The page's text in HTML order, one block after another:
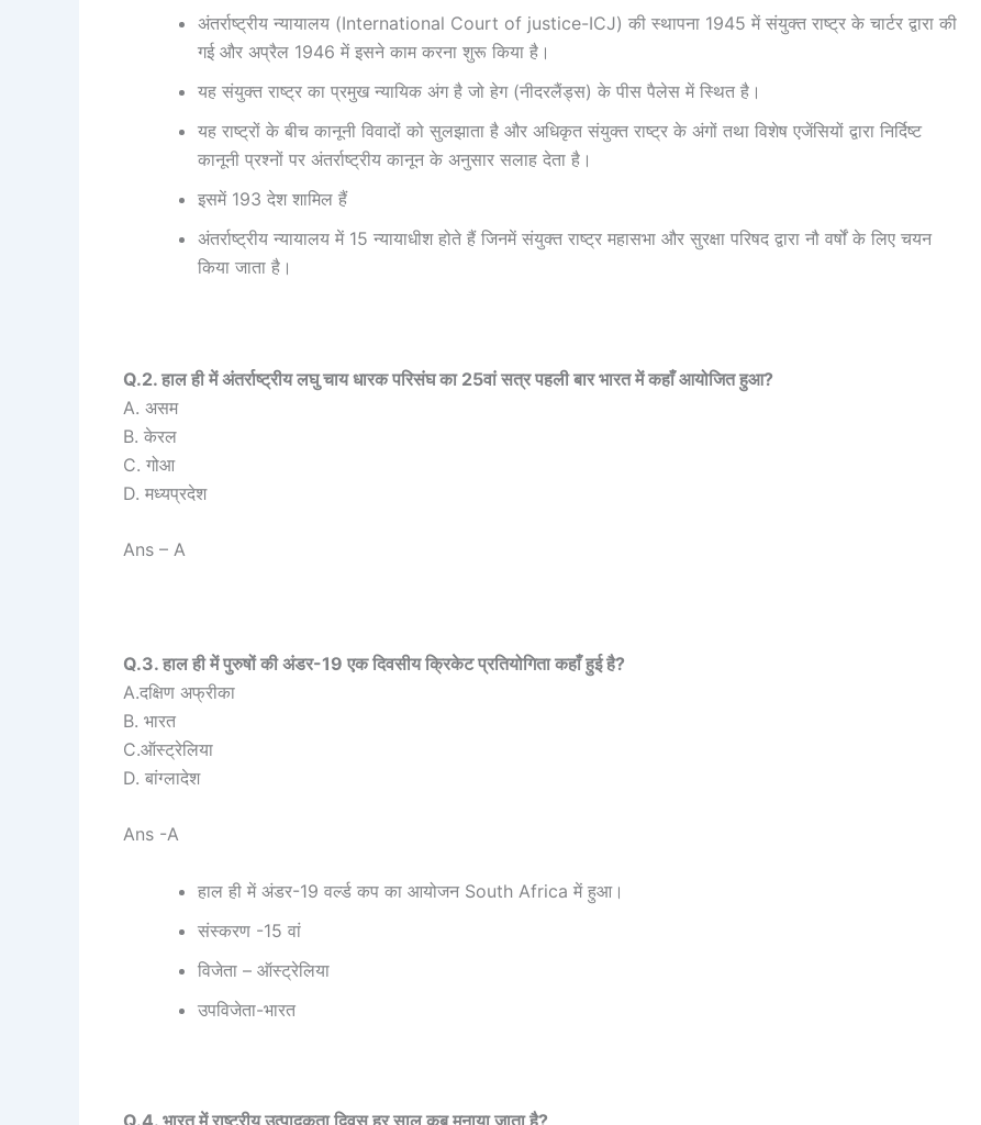
अंतर्राष्ट्रीय न्यायालय (International Court of justice-ICJ) की स्थापना 1945 में संयुक्त राष्ट्र के चार्टर द्वारा की
गई और अप्रैल 1946 में इसने काम करना शुरू किया है।
यह संयुक्त राष्ट्र का प्रमुख न्यायिक अंग है जो हेग (नीदरलैंड्स) के पीस पैलेस में स्थित है।
यह राष्ट्रों के बीच कानूनी विवादों को सुलझाता है और अधिकृत संयुक्त राष्ट्र के अंगों तथा विशेष एजेंसियों द्वारा निर्दिष्ट
कानूनी प्रश्नों पर अंतर्राष्ट्रीय कानून के अनुसार सलाह देता है।
इसमें 193 देश शामिल हैं
अंतर्राष्ट्रीय न्यायालय में 15 न्यायाधीश होते हैं जिनमें संयुक्त राष्ट्र महासभा और सुरक्षा परिषद द्वारा नौ वर्षों के लिए चयन
किया जाता है।
Q.2. हाल ही में अंतर्राष्ट्रीय लघु चाय धारक परिसंघ का 25वां सत्र पहली बार भारत में कहाँ आयोजित हुआ?
A. असम
B. केरल
C. गोआ
D. मध्यप्रदेश
Ans – A
Q.3. हाल ही में पुरुषों की अंडर-19 एक दिवसीय क्रिकेट प्रतियोगिता कहाँ हुई है?
A.दक्षिण अफ्रीका
B. भारत
C.ऑस्ट्रेलिया
D. बांग्लादेश
Ans -A
हाल ही में अंडर-19 वर्ल्ड कप का आयोजन South Africa में हुआ।
संस्करण -15 वां
विजेता – ऑस्ट्रेलिया
उपविजेता-भारत